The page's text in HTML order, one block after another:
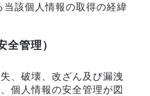
当該個人情報の取得の経緯
全管理）
、破壊、改ざん及び漏洩
個人情報の安全管理が図